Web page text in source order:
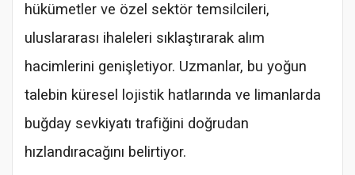
hükümetler ve özel sektör temsilcileri,
uluslararası ihaleleri sıklaştırarak alım
hacimlerini genişletiyor. Uzmanlar, bu yoğun
talebin küresel lojistik hatlarında ve limanlarda
buğday sevkiyatı trafiğini doğrudan
hızlandıracağını belirtiyor.